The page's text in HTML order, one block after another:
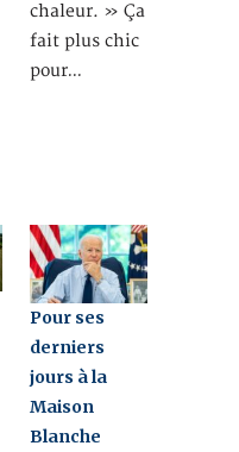
chaleur. » Ça
fait plus chic
pour…
Pour ses
derniers
jours à la
Maison
Blanche